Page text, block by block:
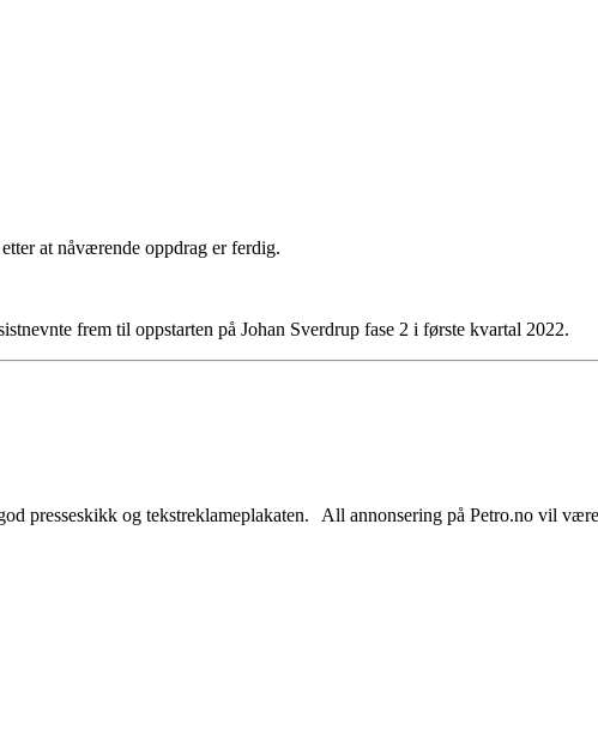
at nåværende oppdrag er ferdig.
frem til oppstarten på Johan Sverdrup fase 2 i første kvartal 2022.
presseskikk og tekstreklameplakaten. All annonsering på Petro.no vil